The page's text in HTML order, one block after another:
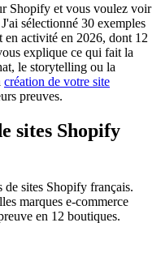
Shopify et vous voulez voir
sélectionné 30 exemples
en activité en 2026, dont 12
explique ce qui fait la
le storytelling ou la
création de votre site
preuves.
sites Shopify
de sites Shopify français.
marques e-commerce
en 12 boutiques.